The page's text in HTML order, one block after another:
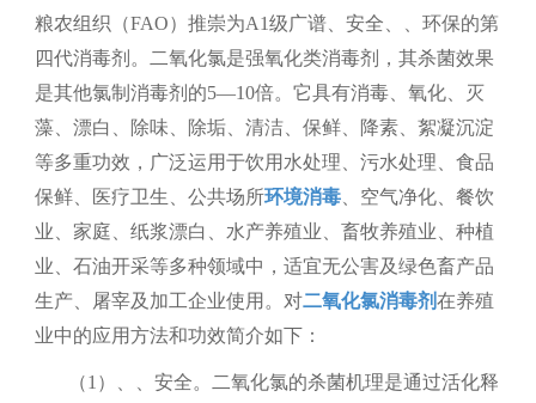
粮农组织（FAO）推崇为A1级广谱、安全、、环保的第
四代消毒剂。二氧化氯是强氧化类消毒剂，其杀菌效果
是其他氯制消毒剂的5—10倍。它具有消毒、氧化、灭
藻、漂白、除味、除垢、清洁、保鲜、降素、絮凝沉淀
等多重功效，广泛运用于饮用水处理、污水处理、食品
保鲜、医疗卫生、公共场所环境消毒 、空气净化、餐饮
业、家庭、纸浆漂白、水产养殖业、畜牧养殖业、种植
业、石油开采等多种领域中，适宜无公害及绿色畜产品
生产、屠宰及加工企业使用。对二氧化氯消毒剂在养殖
业中的应用方法和功效简介如下：
（1 ）、、安全。二氧化氯的杀菌机理是通过活化释